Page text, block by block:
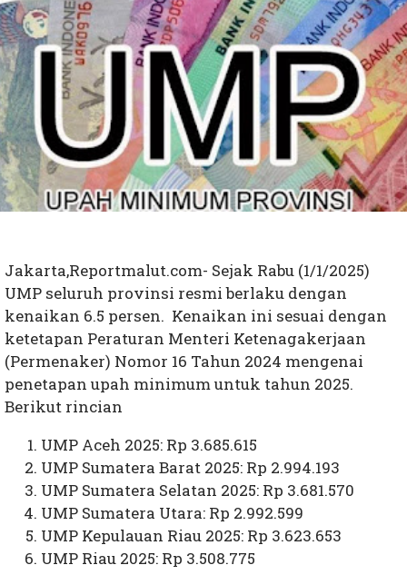
Jakarta,Reportmalut.com- Sejak Rabu (1/1/2025)
UMP seluruh provinsi resmi berlaku dengan
kenaikan 6.5 persen. Kenaikan ini sesuai dengan
ketetapan Peraturan Menteri Ketenagakerjaan
(Permenaker) Nomor 16 Tahun 2024 mengenai
penetapan upah minimum untuk tahun 2025.
Berikut rincian
UMP Aceh 2025: Rp 3.685.615
UMP Sumatera Barat 2025: Rp 2.994.193
UMP Sumatera Selatan 2025: Rp 3.681.570
UMP Sumatera Utara: Rp 2.992.599
UMP Kepulauan Riau 2025: Rp 3.623.653
UMP Riau 2025: Rp 3.508.775